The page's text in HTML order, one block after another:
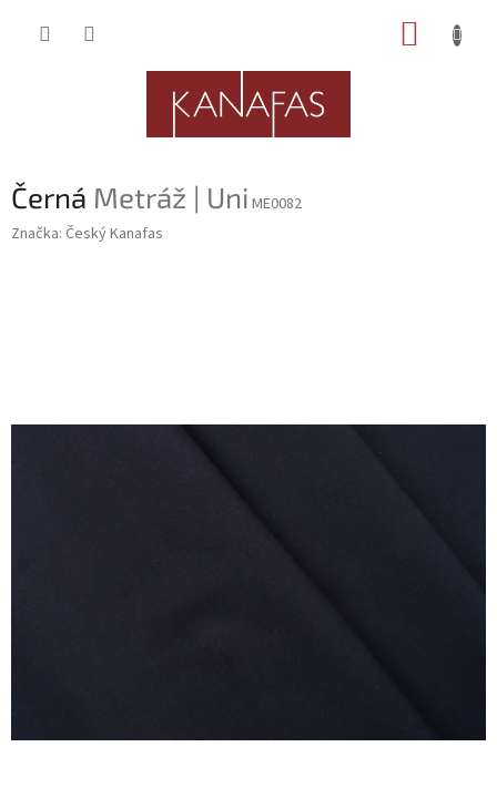
Černá Metráž | Uni ME0082
Značka: Český Kanafas